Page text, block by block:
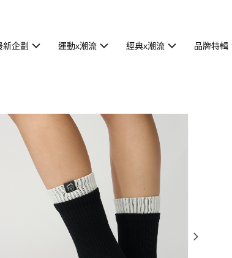
新企劃 運動x潮流 經典x潮流 品牌特輯